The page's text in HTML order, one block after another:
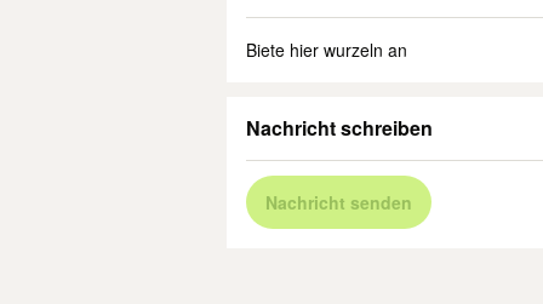
Biete hier wurzeln an
Nachricht schreiben
Nachricht senden